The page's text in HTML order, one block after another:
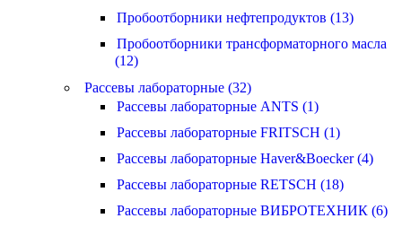
Пробоотборники нефтепродуктов (13)
Пробоотборники трансформаторного масла
(12)
Рассевы лабораторные (32)
Рассевы лабораторные ANTS (1)
Рассевы лабораторные FRITSCH (1)
Рассевы лабораторные Haver&Boecker (4)
Рассевы лабораторные RETSCH (18)
Рассевы лабораторные ВИБРОТЕХНИК (6)